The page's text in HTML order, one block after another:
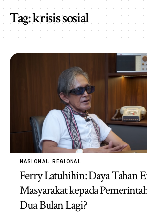
Tag:krisis sosial
NASIONAL REGIONAL
Ferry Latuhihin: Daya Tahan
Masyarakat kepada
Dua Bulan Lagi?